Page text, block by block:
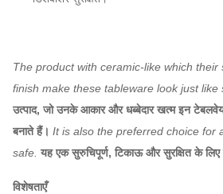
The product with ceramic-like which their
finish make these tableware look just like
उत्पाद, जो उनके आकार और धब्बेदार खत्म इन
बनाते हैं। It is also the preferred choice for
safe. यह एक सुरुचिपूर्ण, टिकाऊ और सुरक्षित के लिए
विशेषताएँ